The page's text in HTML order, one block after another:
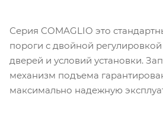
Серия COMAGLIO это
пороги с двойной
дверей и условий установки.
механизм подъема
максимально надежную